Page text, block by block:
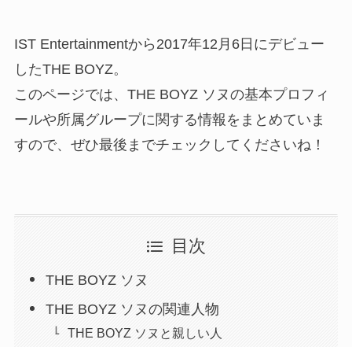
IST Entertainmentから2017年12月6日にデビュー
したTHE BOYZ。
このページでは、THE BOYZ ソヌの基本プロフィ
ールや所属グループに関する情報をまとめていま
すので、ぜひ最後までチェックしてくださいね！
目次
THE BOYZ ソヌ
THE BOYZ ソヌの関連人物
THE BOYZ ソヌと親しい人